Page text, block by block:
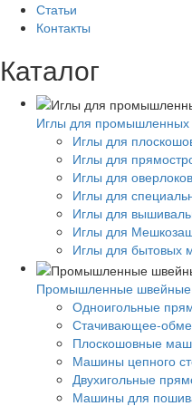
Статьи
Контакты
Каталог
Иглы для
Иглы для
Иглы для
Иглы для оверлоков
Иглы для
Иглы для
Иглы для
Иглы для бытовых
Промышленные
Одноигольные
Стачивающее-
Плоскошовные
Машины цепного
Двухигольные
Машины для